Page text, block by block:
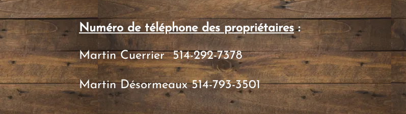
Numéro de téléphone des propriétaires:
Martin Cuerrier 514-292-7378
Martin Désormeaux 514-793-3501